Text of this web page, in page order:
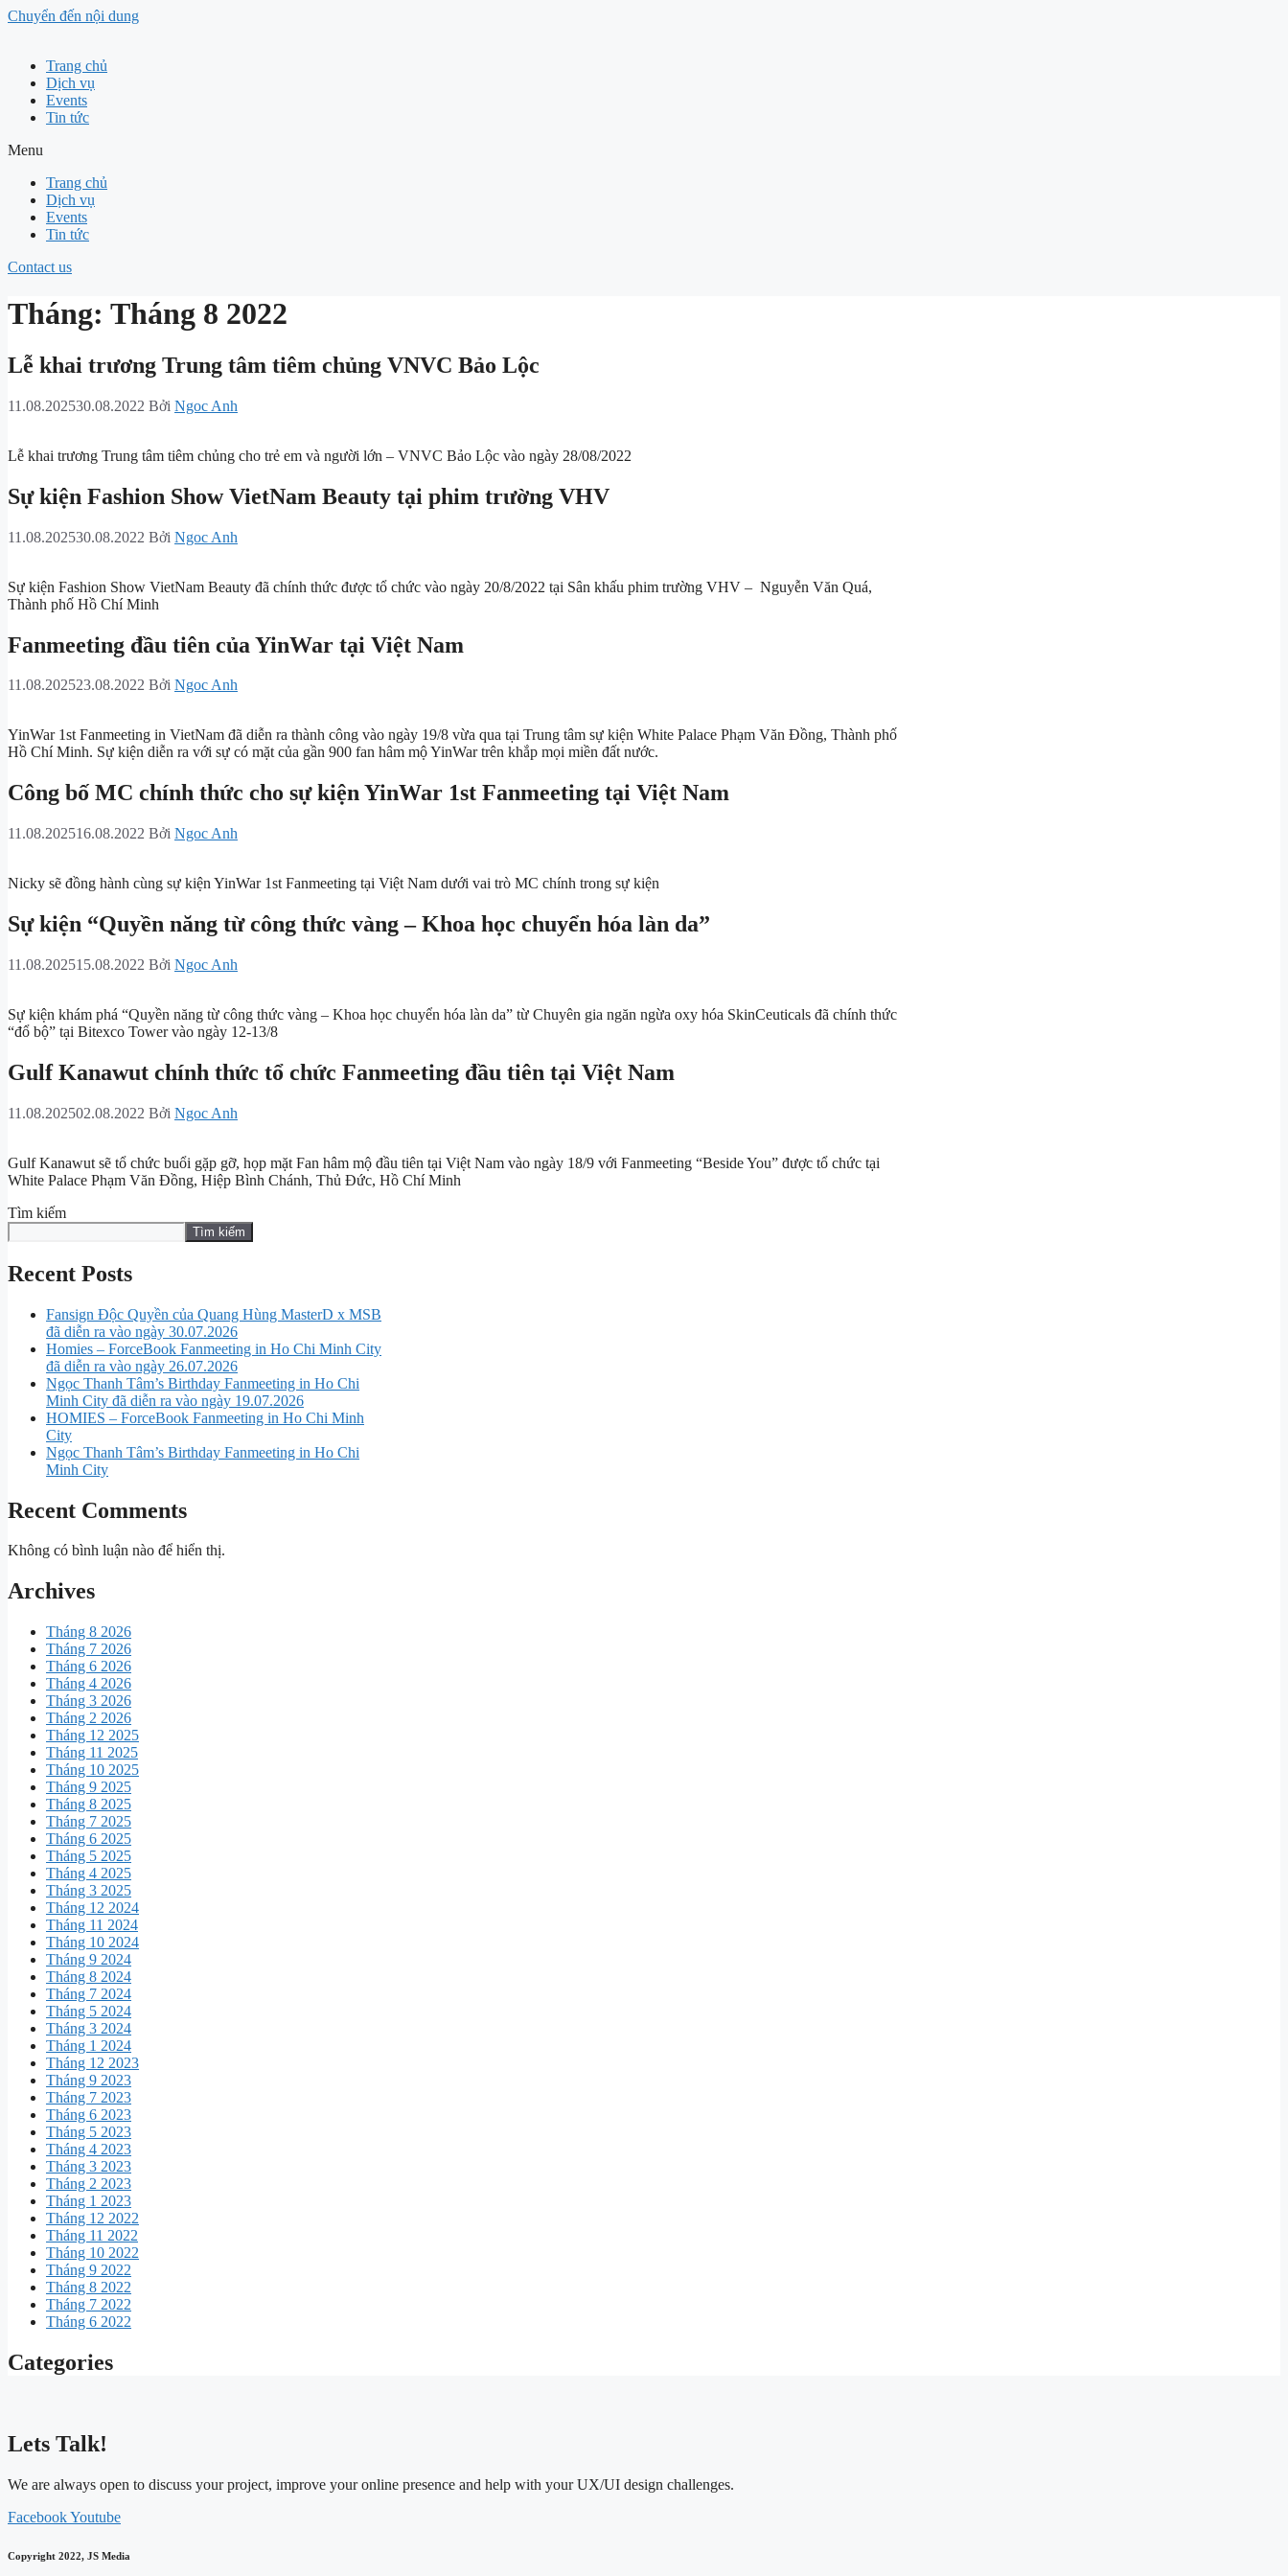
Chuyển đến nội dung
Trang chủ
Dịch vụ
Events
Tin tức
Menu
Trang chủ
Dịch vụ
Events
Tin tức
Contact us
Tháng: Tháng 8 2022
Lễ khai trương Trung tâm tiêm chủng VNVC Bảo Lộc
11.08.202530.08.2022 Bởi Ngoc Anh
Lễ khai trương Trung tâm tiêm chủng cho trẻ em và người lớn – VNVC Bảo Lộc vào ngày 28/08/2022
Sự kiện Fashion Show VietNam Beauty tại phim trường VHV
11.08.202530.08.2022 Bởi Ngoc Anh
Sự kiện Fashion Show VietNam Beauty đã chính thức được tổ chức vào ngày 20/8/2022 tại Sân khấu phim trường VHV – Nguyễn Văn Quá,
Thành phố Hồ Chí Minh
Fanmeeting đầu tiên của YinWar tại Việt Nam
11.08.202523.08.2022 Bởi Ngoc Anh
YinWar 1st Fanmeeting in VietNam đã diễn ra thành công vào ngày 19/8 vừa qua tại Trung tâm sự kiện White Palace Phạm Văn Đồng, Thành phố
Hồ Chí Minh. Sự kiện diễn ra với sự có mặt của gần 900 fan hâm mộ YinWar trên khắp mọi miền đất nước.
Công bố MC chính thức cho sự kiện YinWar 1st Fanmeeting tại Việt Nam
11.08.202516.08.2022 Bởi Ngoc Anh
Nicky sẽ đồng hành cùng sự kiện YinWar 1st Fanmeeting tại Việt Nam dưới vai trò MC chính trong sự kiện
Sự kiện “Quyền năng từ công thức vàng – Khoa học chuyển hóa làn da”
11.08.202515.08.2022 Bởi Ngoc Anh
Sự kiện khám phá “Quyền năng từ công thức vàng – Khoa học chuyển hóa làn da” từ Chuyên gia ngăn ngừa oxy hóa SkinCeuticals đã chính thức
“đổ bộ” tại Bitexco Tower vào ngày 12-13/8
Gulf Kanawut chính thức tổ chức Fanmeeting đầu tiên tại Việt Nam
11.08.202502.08.2022 Bởi Ngoc Anh
Gulf Kanawut sẽ tổ chức buổi gặp gỡ, họp mặt Fan hâm mộ đầu tiên tại Việt Nam vào ngày 18/9 với Fanmeeting “Beside You” được tổ chức tại
White Palace Phạm Văn Đồng, Hiệp Bình Chánh, Thủ Đức, Hồ Chí Minh
Tìm kiếm
Tìm kiếm
Recent Posts
Fansign Độc Quyền của Quang Hùng MasterD x MSB
đã diễn ra vào ngày 30.07.2026
Homies – ForceBook Fanmeeting in Ho Chi Minh City
đã diễn ra vào ngày 26.07.2026
Ngọc Thanh Tâm’s Birthday Fanmeeting in Ho Chi
Minh City đã diễn ra vào ngày 19.07.2026
HOMIES – ForceBook Fanmeeting in Ho Chi Minh
City
Ngọc Thanh Tâm’s Birthday Fanmeeting in Ho Chi
Minh City
Recent Comments
Không có bình luận nào để hiển thị.
Archives
Tháng 8 2026
Tháng 7 2026
Tháng 6 2026
Tháng 4 2026
Tháng 3 2026
Tháng 2 2026
Tháng 12 2025
Tháng 11 2025
Tháng 10 2025
Tháng 9 2025
Tháng 8 2025
Tháng 7 2025
Tháng 6 2025
Tháng 5 2025
Tháng 4 2025
Tháng 3 2025
Tháng 12 2024
Tháng 11 2024
Tháng 10 2024
Tháng 9 2024
Tháng 8 2024
Tháng 7 2024
Tháng 5 2024
Tháng 3 2024
Tháng 1 2024
Tháng 12 2023
Tháng 9 2023
Tháng 7 2023
Tháng 6 2023
Tháng 5 2023
Tháng 4 2023
Tháng 3 2023
Tháng 2 2023
Tháng 1 2023
Tháng 12 2022
Tháng 11 2022
Tháng 10 2022
Tháng 9 2022
Tháng 8 2022
Tháng 7 2022
Tháng 6 2022
Categories
Lets Talk!
We are always open to discuss your project, improve your online presence and help with your UX/UI design challenges.
FacebookYoutube
Copyright 2022, JS Media